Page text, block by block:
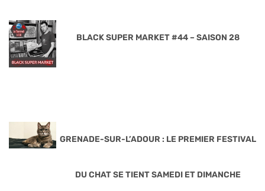
BLACK SUPER MARKET #44 – SAISON 28
GRENADE-SUR-L’ADOUR : LE PREMIER FESTIVAL
DU CHAT SE TIENT SAMEDI ET DIMANCHE